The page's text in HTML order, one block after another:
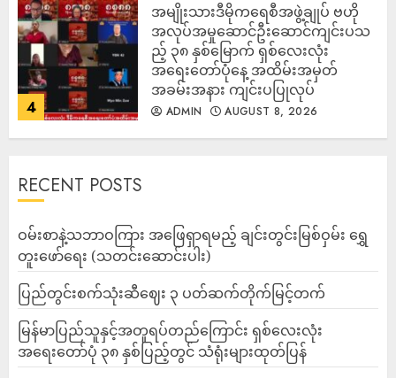
4
အမျိုးသားဒီမိုကရေစီအဖွဲ့ချုပ် ဗဟို
အလုပ်အမှုဆောင်ဦးဆောင်ကျင်းပသ
ည့် ၃၈ နှစ်မြောက် ရှစ်လေးလုံး
အရေးတော်ပုံနေ့ အထိမ်းအမှတ်
အခမ်းအနား ကျင်းပပြုလုပ်
ADMIN AUGUST 8, 2026
RECENT POSTS
ဝမ်းစာနဲ့သဘာဝကြား အဖြေရှာရမည့် ချင်းတွင်းမြစ်ဝှမ်း ရွှေ
တူးဖော်ရေး (သတင်းဆောင်းပါး)
ပြည်တွင်းစက်သုံးဆီဈေး ၃ ပတ်ဆက်တိုက်မြင့်တက်
မြန်မာပြည်သူနှင့်အတူရပ်တည်ကြောင်း ရှစ်လေးလုံး
အရေးတော်ပုံ ၃၈ နှစ်ပြည့်တွင် သံရုံးများထုတ်ပြန်